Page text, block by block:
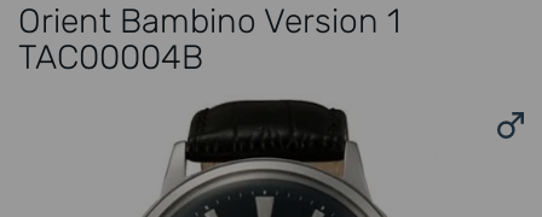
Orient Bambino Version 1
TAC00004B